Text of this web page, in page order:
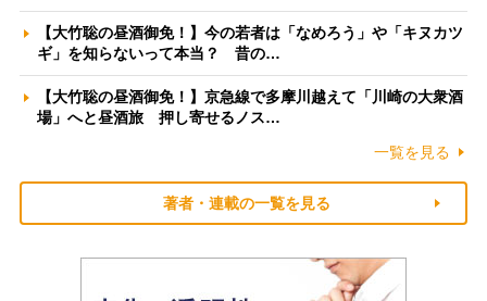
【大竹聡の昼酒御免！】今の若者は「なめろう」や「キヌカツ
ギ」を知らないって本当？ 昔の…
【大竹聡の昼酒御免！】京急線で多摩川越えて「川崎の大衆酒
場」へと昼酒旅 押し寄せるノス…
一覧を見る
著者・連載の一覧を見る